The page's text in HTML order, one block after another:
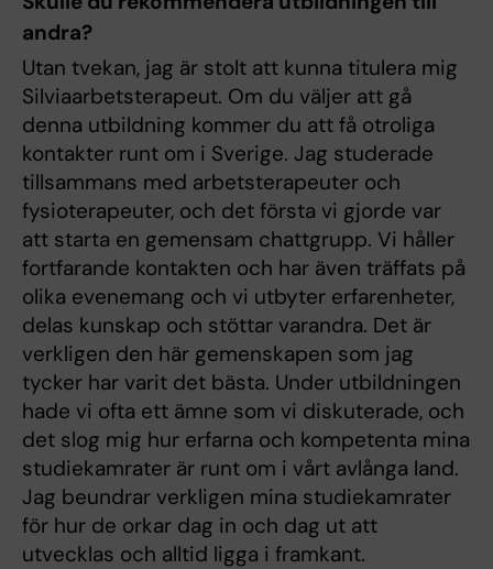
andra?
Utan tvekan, jag är stolt att kunna titulera mig
Silviaarbetsterapeut. Om du väljer att gå
denna utbildning kommer du att få otroliga
kontakter runt om i Sverige. Jag studerade
tillsammans med arbetsterapeuter och
fysioterapeuter, och det första vi gjorde var
att starta en gemensam chattgrupp. Vi håller
fortfarande kontakten och har även träffats på
olika evenemang och vi utbyter erfarenheter,
delas kunskap och stöttar varandra. Det är
verkligen den här gemenskapen som jag
tycker har varit det bästa. Under utbildningen
hade vi ofta ett ämne som vi diskuterade, och
det slog mig hur erfarna och kompetenta mina
studiekamrater är runt om i vårt avlånga land.
Jag beundrar verkligen mina studiekamrater
för hur de orkar dag in och dag ut att
utvecklas och alltid ligga i framkant.